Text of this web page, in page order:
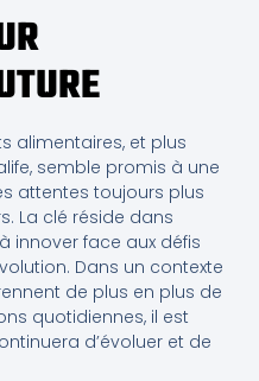
alimentaires, et plus
semble promis à une
attentes toujours plus
La clé réside dans
innover face aux défis
Dans un contexte
de plus en plus de
quotidiennes, il est
d’évoluer et de